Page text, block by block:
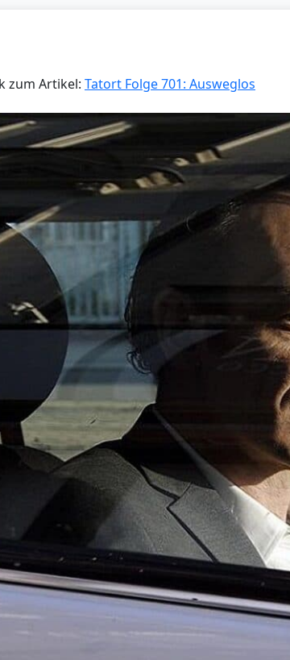
zum Artikel: Tatort Folge 701: Ausweglos